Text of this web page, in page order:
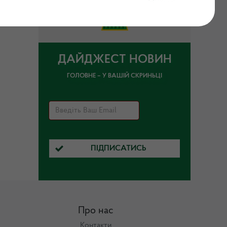
ДАЙДЖЕСТ НОВИН
ГОЛОВНЕ – У ВАШІЙ СКРИНЬЦІ
ПІДПИСАТИСЬ
Про нас